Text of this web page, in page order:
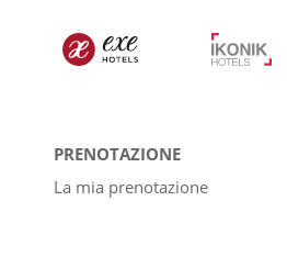
PRENOTAZIONE
La mia prenotazione